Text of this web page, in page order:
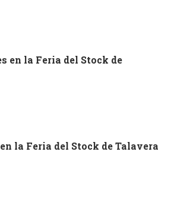
la Feria del Stock de Talavera